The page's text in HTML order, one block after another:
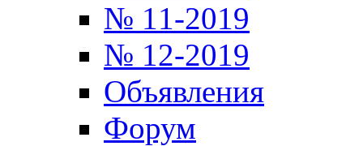
№ 11-2019
№ 12-2019
Объявления
Форум